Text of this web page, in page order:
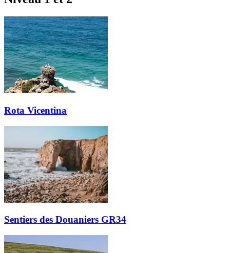
Rota Vicentina
Sentiers des Douaniers GR34